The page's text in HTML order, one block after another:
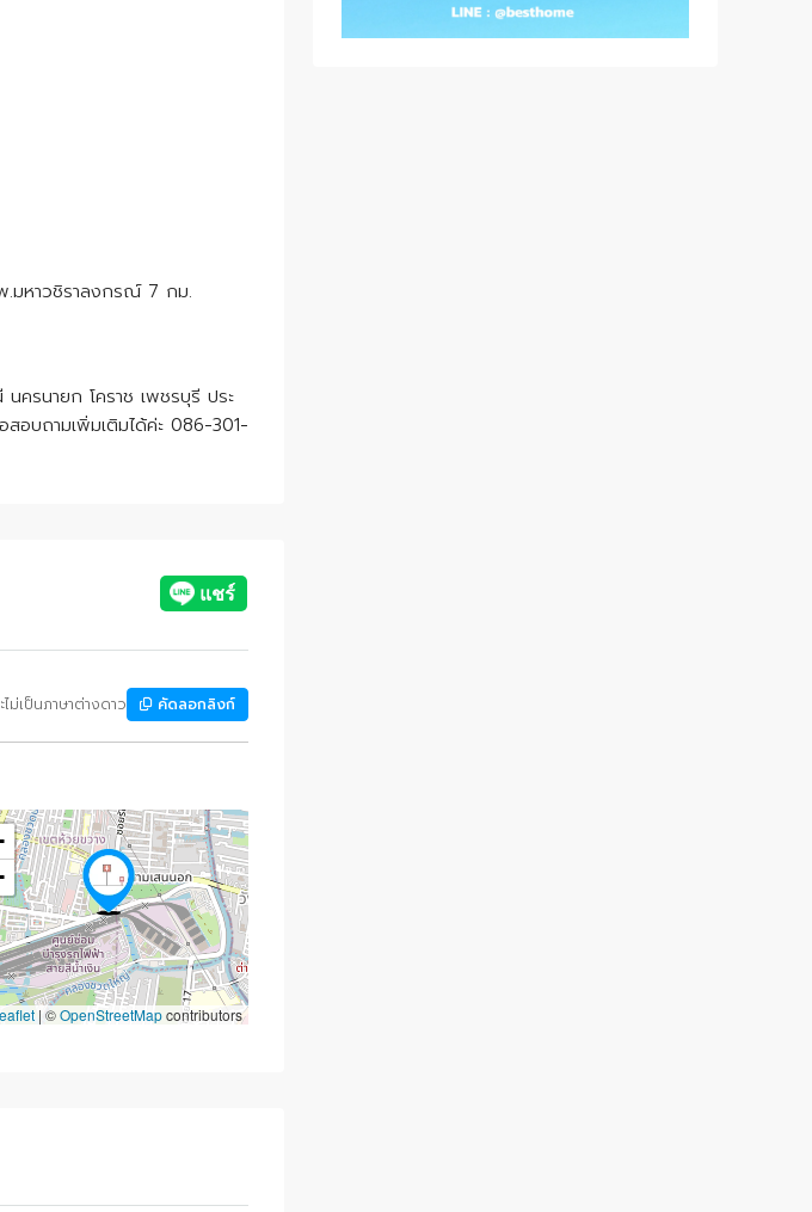
.มหาวชิราลงกรณ์ 7 กม.
ครนายก โคราช เพชรบุรี ประ
อบถามเพิ่มเติมได้ค่ะ 086-301-
เป็นภาษาต่างดาว คัดลอกลิงก์
| ©OpenStreetMapcontributors